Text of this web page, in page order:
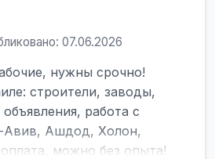
07.06.2026
нужны срочно!
строители, заводы,
работа с
Авив, Ашдод, Холон,
можно без опыта!